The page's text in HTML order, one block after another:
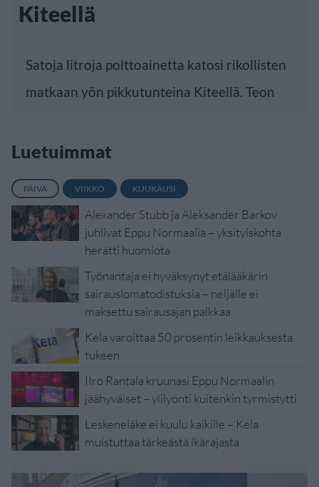
Kiteellä
Satoja litroja polttoainetta katosi rikollisten
matkaan yön pikkutunteina Kiteellä. Teon
Luetuimmat
PÄIVÄ VIIKKO KUUKAUSI
Alexander Stubb ja Aleksander Barkov
juhlivat Eppu Normaalia – yksityiskohta
herätti huomiota
Työnantaja ei hyväksynyt etälääkärin
sairauslomatodistuksia – neljälle ei
maksettu sairausajan palkkaa
Kela varoittaa 50 prosentin leikkauksesta
tukeen
IIro Rantala kruunasi Eppu Normaalin
jäähyväiset – ylilyönti kuitenkin tyrmistytti
Leskeneläke ei kuulu kaikille – Kela
muistuttaa tärkeästä ikärajasta